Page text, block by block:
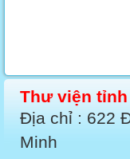
Thư viện
Địa chỉ : 622
Minh